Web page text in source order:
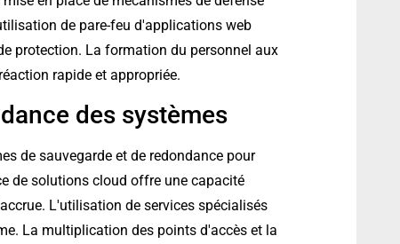
de pare-feu d'applications web
protection. La formation du personnel aux
rapide et appropriée.
des systèmes
de sauvegarde et de redondance pour
de solutions cloud offre une capacité
L'utilisation de services spécialisés
La multiplication des points d'accès et la